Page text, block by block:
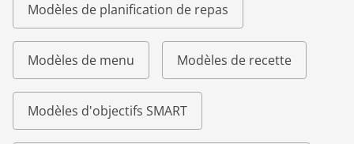
Modèles de planification de repas
Modèles de menu Modèles de recette
Modèles d'objectifs SMART